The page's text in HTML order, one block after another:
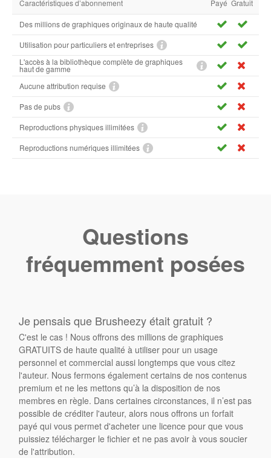
Caractéristiques d’abonnement Payé Gratuit
Des millions de graphiques originaux de haute qualité
Utilisation pour particuliers et entreprises
L'accès à la bibliothèque complète de graphiques
haut de gamme
Aucune attribution requise
Pas de pubs
Reproductions physiques illimitées
Reproductions numériques illimitées
Questions
fréquemment posées
Je pensais que Brusheezy était gratuit ?
C'est le cas ! Nous offrons des millions de graphiques
GRATUITS de haute qualité à utiliser pour un usage
personnel et commercial aussi longtemps que vous citez
l'auteur. Nous fermons également certains de nos contenus
premium et ne les mettons qu’à la disposition de nos
membres en règle. Dans certaines circonstances, il n’est pas
possible de créditer l'auteur, alors nous offrons un forfait
payé qui vous permet d'acheter une licence pour que vous
puissiez télécharger le fichier et ne pas avoir à vous soucier
de l'attribution.